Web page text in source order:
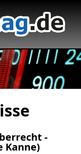
-
Kanne)